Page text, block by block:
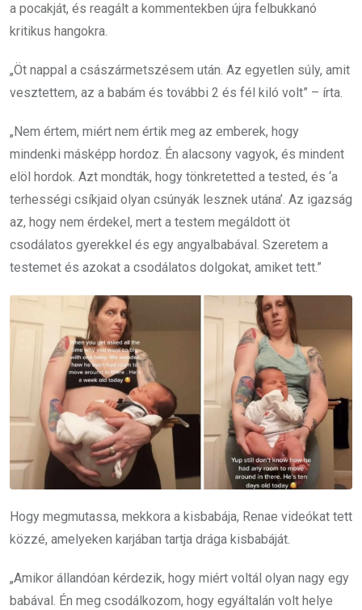
a pocakját, és reagált a kommentekben újra felbukkanó
kritikus hangokra.
„Öt nappal a császármetszésem után. Az egyetlen súly, amit
vesztettem, az a babám és további 2 és fél kiló volt” – írta.
„Nem értem, miért nem értik meg az emberek, hogy
mindenki másképp hordoz. Én alacsony vagyok, és mindent
elöl hordok. Azt mondták, hogy tönkretetted a tested, és ‘a
terhességi csíkjaid olyan csúnyák lesznek utána’. Az igazság
az, hogy nem érdekel, mert a testem megáldott öt
csodálatos gyerekkel és egy angyalbabával. Szeretem a
testemet és azokat a csodálatos dolgokat, amiket tett.”
Hogy megmutassa, mekkora a kisbabája, Renae videókat tett
közzé, amelyeken karjában tartja drága kisbabáját.
„Amikor állandóan kérdezik, hogy miért voltál olyan nagy egy
babával. Én meg csodálkozom, hogy egyáltalán volt helye